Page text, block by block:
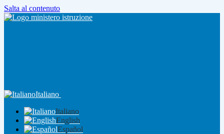
Salta al contenuto
Italiano
Italiano
English
Español